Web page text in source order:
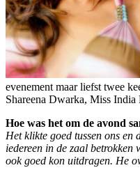
evenement maar liefst twee
Shareena Dwarka, Miss
Hoe was het om de avond
Het klikte goed tussen ons en
iedereen in de zaal
ook goed kon uitdragen. He